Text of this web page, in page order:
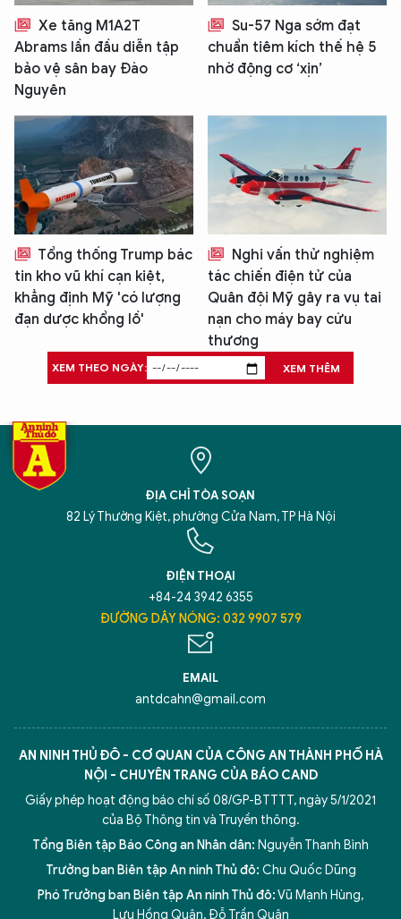
Xe tăng M1A2T
Abrams lần đầu diễn tập
bảo vệ sân bay Đào
Nguyên
Su-57 Nga sớm đạt
chuẩn tiêm kích thế hệ 5
nhờ động cơ ‘xịn’
Tổng thống Trump bác
tin kho vũ khí cạn kiệt,
khẳng định Mỹ 'có lượng
đạn dược khổng lồ'
Nghi vấn thử nghiệm
tác chiến điện tử của
Quân đội Mỹ gây ra vụ tai
nạn cho máy bay cứu
thương
XEM THEO NGÀY: XEM THÊM
ĐỊA CHỈ TÒA SOẠN
82 Lý Thường Kiệt, phường Cửa Nam, TP Hà Nội
ĐIỆN THOẠI
+84-24 3942 6355
ĐƯỜNG DÂY NÓNG: 032 9907 579
EMAIL
antdcahn@gmail.com
AN NINH THỦ ĐÔ - CƠ QUAN CỦA CÔNG AN THÀNH PHỐ HÀ
NỘI - CHUYÊN TRANG CỦA BÁO CAND
Giấy phép hoạt động báo chí số 08/GP-BTTTT, ngày 5/1/2021
của Bộ Thông tin và Truyền thông.
Tổng Biên tập Báo Công an Nhân dân: Nguyễn Thanh Bình
Trưởng ban Biên tập An ninh Thủ đô: Chu Quốc Dũng
Phó Trưởng ban Biên tập An ninh Thủ đô:Vũ Mạnh Hùng,
Lưu Hồng Quân, Đỗ Trần Quân